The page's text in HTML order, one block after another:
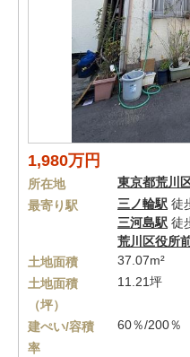
1,980万円
所在地 東京都荒川
最寄り駅
三ノ輪駅 徒
三河島駅 徒
荒川区役所
土地面積
37.07m²
土地面積
（坪）
11.21坪
建ぺい/容積
率
60％/200％